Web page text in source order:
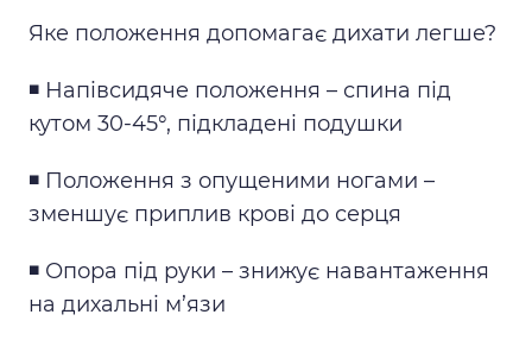
Яке положення допомагає дихати легше?
◾️ Напівсидяче положення – спина під
кутом 30-45°, підкладені подушки
◾️ Положення з опущеними ногами –
зменшує приплив крові до серця
◾️ Опора під руки – знижує навантаження
на дихальні м’язи